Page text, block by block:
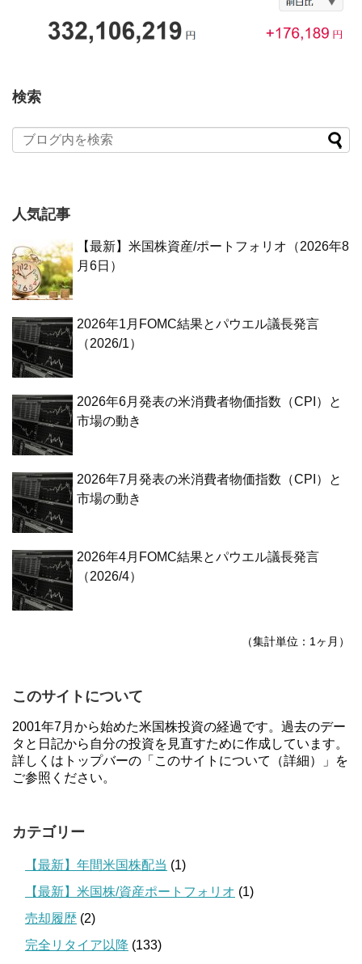
検索
人気記事
【最新】米国株資産/ポートフォリオ（2026年8
月6日）
2026年1月FOMC結果とパウエル議長発言
（2026/1）
2026年6月発表の米消費者物価指数（CPI）と
市場の動き
2026年7月発表の米消費者物価指数（CPI）と
市場の動き
2026年4月FOMC結果とパウエル議長発言
（2026/4）
（集計単位：1ヶ月）
このサイトについて
2001年7月から始めた米国株投資の経過です。過去のデー
タと日記から自分の投資を見直すために作成しています。
詳しくはトップバーの「このサイトについて（詳細）」を
ご参照ください。
カテゴリー
【最新】年間米国株配当 (1)
【最新】米国株/資産ポートフォリオ (1)
売却履歴 (2)
完全リタイア以降 (133)